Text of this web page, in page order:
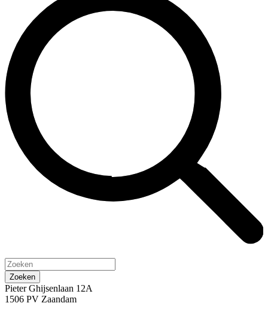
Pieter Ghijsenlaan 12A
1506 PV Zaandam